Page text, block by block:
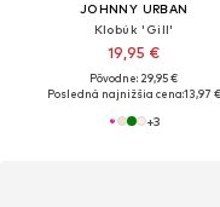
JOHNNY URBAN
Klobúk 'Gill'
19,95 €
Pôvodne: 29,95 €
Posledná najnižšia cena:13,97 €
+3